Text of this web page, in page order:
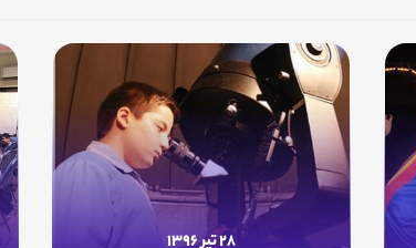
28 تیر 1396